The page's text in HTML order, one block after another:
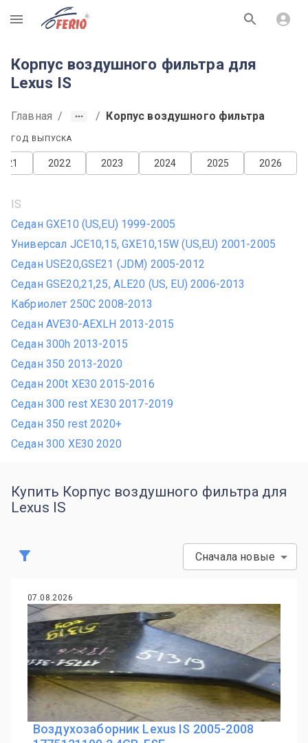
R
Корпус воздушного фильтра для
Lexus IS
Главная / / Корпус воздушного фильтра
ГОД ВЫПУСКА
2026
2025
2024
2023
2022
IS
Седан GXE10 (US,EU) 1999-2005
Универсал JCE10,15, GXE10,15W (US,EU) 2001-2005
Седан USE20,GSE21 (JDM) 2005-2012
Седан GSE20,21,25, ALE20 (US, EU) 2006-2013
Кабриолет 250C 2008-2013
Седан AVE30-AEXLH 2013-2015
Седан 300h 2013-2015
Седан 350 2013-2020
Седан 200t XE30 2015-2016
Седан 300 rest XE30 2017-2019
Седан 350 rest 2020+
Седан 300 XE30 2020
Купить Корпус воздушного фильтра для
Lexus IS
Сначала новые
07.08.2026
Воздухозаборник Lexus IS 2005-2008